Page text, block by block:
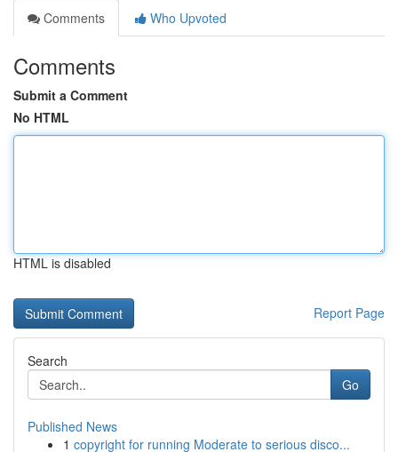
Comments
Who Upvoted
Comments
Submit a Comment
No HTML
HTML is disabled
Report Page
Search
Go
Published News
1 copyright for running Moderate to serious disco...